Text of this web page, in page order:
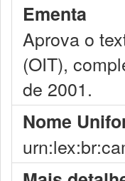
Ementa
Aprova o
(OIT),
de 2001.
Nome